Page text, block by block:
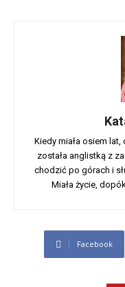
Kiedy miała osiem lat,
została anglistką z
chodzić po górach i
Miała życie,
Facebook